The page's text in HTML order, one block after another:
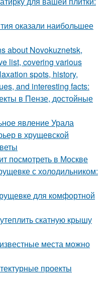
оказали наибольшее
about Novokuznetsk,
list, covering various
spots, history,
and interesting facts:
в Пензе, достойные
явление Урала
в хрущевской
посмотреть в Москве
с холодильником:
для комфортной
скатную крышу
места можно
проекты